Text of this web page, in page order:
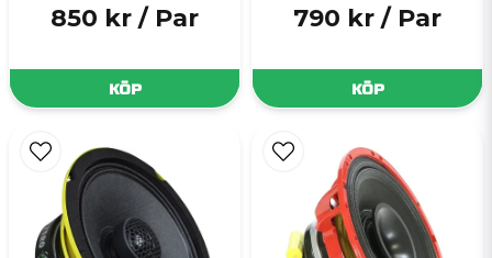
850 kr / Par
KÖP
790 kr / Par
KÖP